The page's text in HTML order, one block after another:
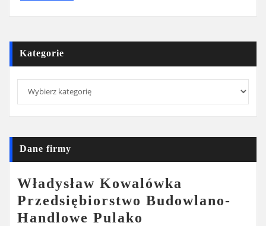
Kategorie
Dane firmy
Władysław Kowalówka
Przedsiębiorstwo Budowlano-
Handlowe Pulako